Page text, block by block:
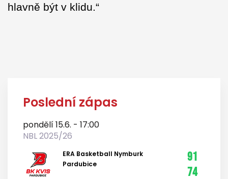
hlavně být v klidu.“
Poslední zápas
pondělí 15.6. - 17:00
NBL 2025/26
ERA Basketball Nymburk
Pardubice
91
74